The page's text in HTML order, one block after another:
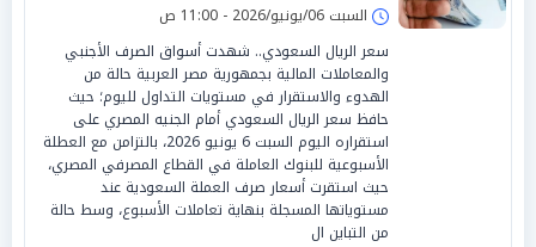
السبت 06/يونيو/2026 - 11:00 ص
سعر الريال السعودي.. شهدت أسواق الصرف الأجنبي
والمعاملات المالية بجمهورية مصر العربية حالة من
الهدوء والاستقرار في مستويات التداول لليوم؛ حيث
حافظ سعر الريال السعودي أمام الجنيه المصري على
استقراره اليوم السبت 6 يونيو 2026، بالتزامن مع العطلة
الأسبوعية للبنوك العاملة في القطاع المصرفي المصري،
حيث استقرت أسعار صرف العملة السعودية عند
مستوياتها المسجلة بنهاية تعاملات الأسبوع، وسط حالة
من التباين ال